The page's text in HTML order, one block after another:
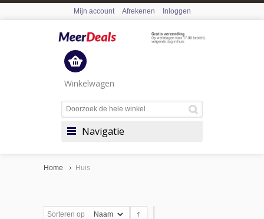
Mijn account Afrekenen Inloggen
Winkelwagen
Navigatie
Home Huis
Sorteren op